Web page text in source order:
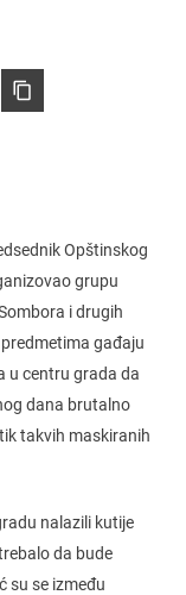
Opštinskog
grupu
i drugih
gađaju
u centru grada da
dana brutalno
takvih maskiranih
nalazili kutije
da bude
su se između